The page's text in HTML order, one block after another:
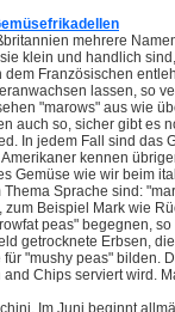
mehrere
klein und handlich
Französischen
lassen, so
"marows" aus wie
auch so, sicher gibt es
In jedem Fall sind das
kennen
Gemüse wie wir beim
Sprache sind:
Beispiel Mark wie
peas" begegnen,
getrocknete Erbsen,
"mushy peas" bilden.
and Chips serviert wird.
Im Juni beginnt